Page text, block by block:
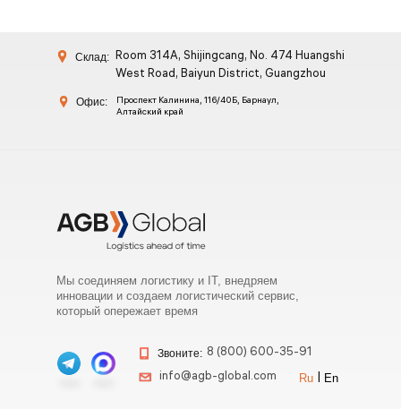
Мы соединяем логистику и IT, внедряем
инновации и создаем логистический сервис,
который опережает время
Room 314A, Shijingcang, No. 474 Huangshi
West Road, Baiyun District, Guangzhou
Склад:
8 (800) 600-35-91
Звоните:
info@agb-global.com Ru En
Проспект Калинина, 116/40Б, Барнаул,
Алтайский край
Офис: